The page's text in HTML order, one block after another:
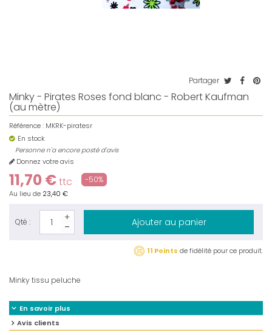
Partager
Minky - Pirates Roses fond blanc - Robert Kaufman
(au mètre)
Référence : MKRK-piratesr
En stock
Personne n'a encore posté d'avis
Donnez votre avis
11,70 €ttc -50%
Au lieu de 23,40 €
Qté : Ajouter au panier
11 Points de fidélité pour ce produit.
Minky tissu peluche
En savoir plus
Avis clients